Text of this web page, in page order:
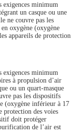
exigences minimum
un casque ou une
ne couvre pas les
oxygène (oxygène
appareils de protection
exigences minimum
à propulsion d’air
ou un quart-masque
pas les dispositifs
(oxygène inférieur à 17
protection des voies
doit protéger
de l’air est